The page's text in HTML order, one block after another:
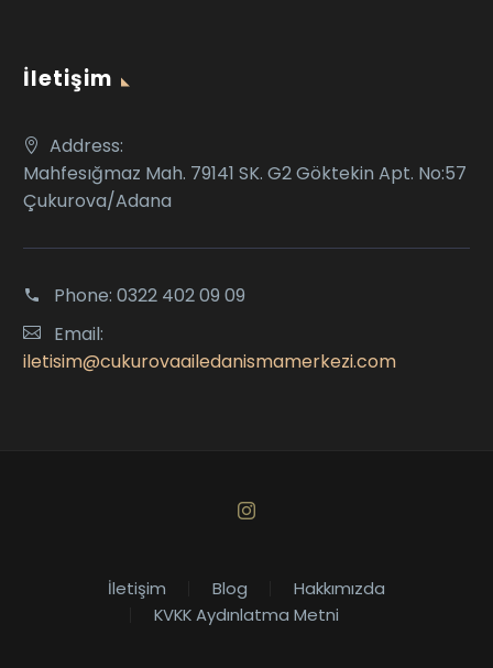
İletişim
Address:
Mahfesığmaz Mah. 79141 SK. G2 Göktekin Apt. No:57
Çukurova/Adana
Phone: 0322 402 09 09
Email:
iletisim@cukurovaailedanismamerkezi.com
İletişim Blog
Hakkımızda
KVKK Aydınlatma Metni